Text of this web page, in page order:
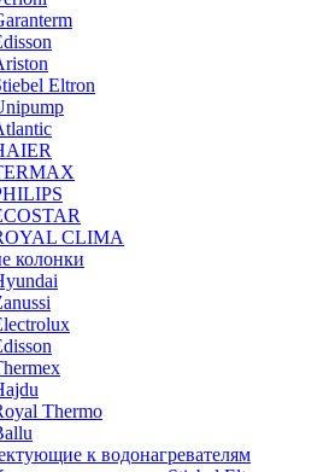
Eltron
CLIMA
колонки
Thermo
к водонагревателям